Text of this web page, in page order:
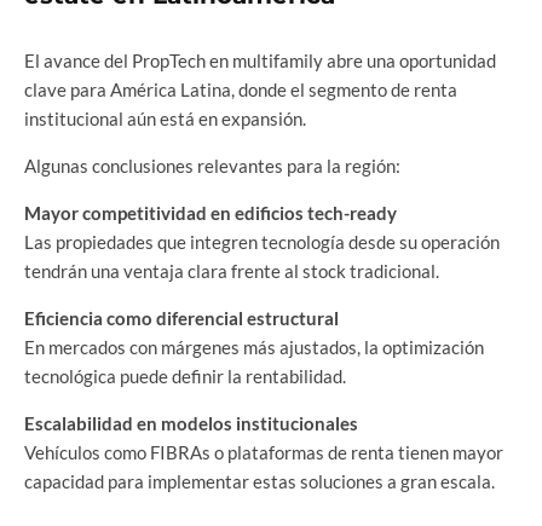
El avance del PropTech en multifamily abre una oportunidad
clave para América Latina, donde el segmento de renta
institucional aún está en expansión.
Algunas conclusiones relevantes para la región:
Mayor competitividad en edificios tech-ready
Las propiedades que integren tecnología desde su operación
tendrán una ventaja clara frente al stock tradicional.
Eficiencia como diferencial estructural
En mercados con márgenes más ajustados, la optimización
tecnológica puede definir la rentabilidad.
Escalabilidad en modelos institucionales
Vehículos como FIBRAs o plataformas de renta tienen mayor
capacidad para implementar estas soluciones a gran escala.